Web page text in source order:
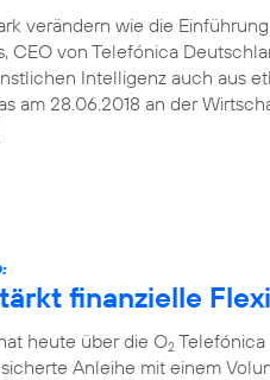
verändern wie die
CEO von Telefónica
Intelligenz auch aus
am 28.06.2018 an der
finanzielle
heute über die O2
Anleihe mit einem